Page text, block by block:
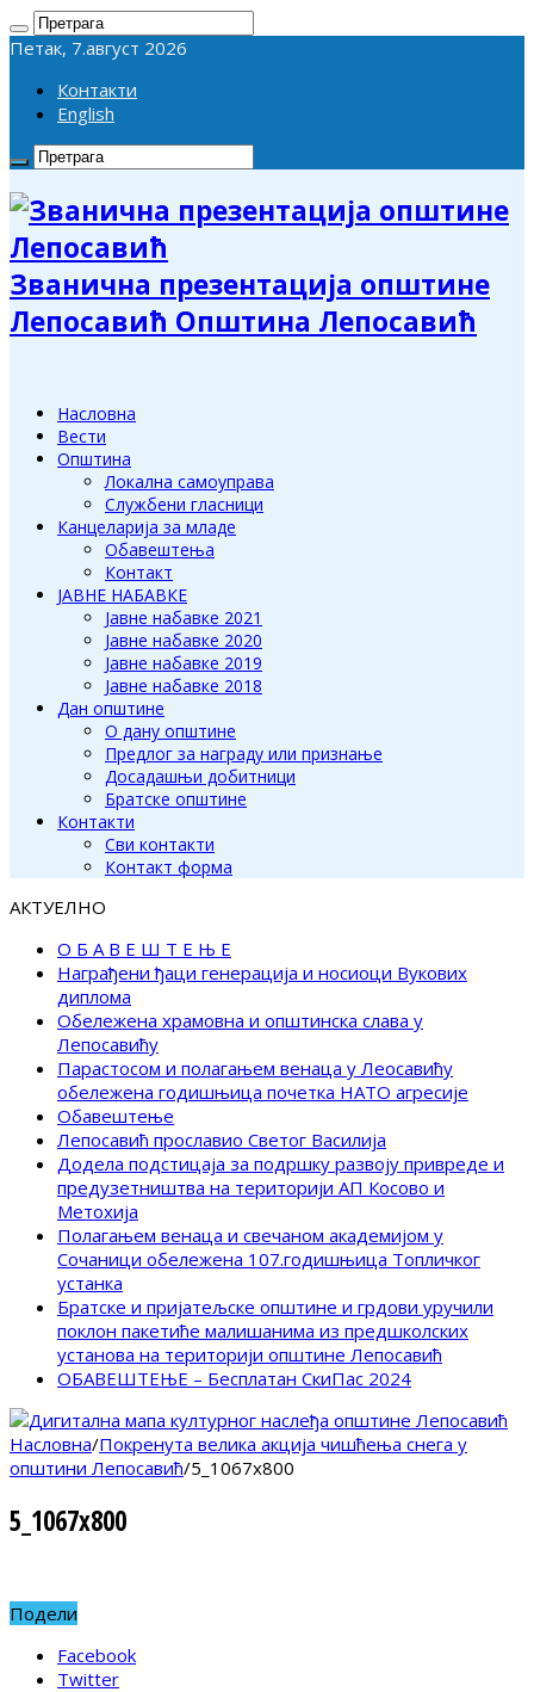
Петак, 7.август 2026
Контакти
English
Званична презентација општине
Лепосавић Општина Лепосавић
Насловна
Вести
Општина
Локална самоуправа
Службени гласници
Канцеларија за младе
Обавештења
Контакт
ЈАВНЕ НАБАВКЕ
Јавне набавке 2021
Јавне набавке 2020
Јавне набавке 2019
Јавне набавке 2018
Дан општине
О дану општине
Предлог за награду или признање
Досадашњи добитници
Братске општине
Контакти
Сви контакти
Контакт форма
АКТУЕЛНО
О Б А В Е Ш Т Е Њ Е
Награђени ђаци генерација и носиоци Вукових
диплома
Обележена храмовна и општинска слава у
Лепосавићу
Парастосом и полагањем венаца у Леосавићу
обележена годишњица почетка НАТО агресије
Обавештење
Лепосавић прославио Светог Василија
Додела подстицаја за подршку развоју привреде и
предузетништва на територији АП Косово и
Метохија
Полагањем венаца и свечаном академијом у
Сочаници обележена 107.годишњица Топличког
устанка
Братске и пријатељске општине и грдови уручили
поклон пакетиће малишанима из предшколских
установа на територији општине Лепосавић
ОБАВЕШТЕЊЕ – Бесплатан СкиПас 2024
Насловна/Покренута велика акција чишћења снега у
општини Лепосавић/5_1067x800
5_1067x800
Подели
Facebook
Twitter